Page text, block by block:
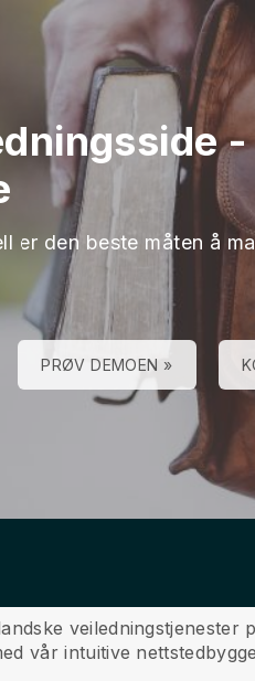
er den beste måten å
PRØV DEMOEN »
veiledningstjenester
vår intuitive